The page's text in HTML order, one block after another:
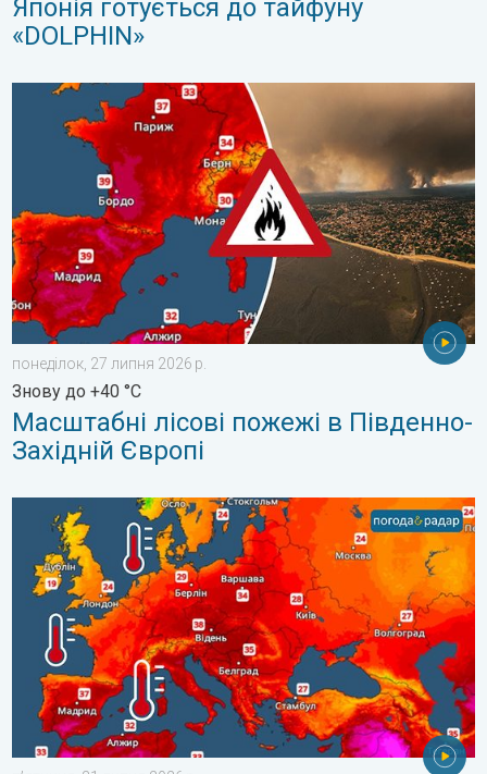
Японія готується до тайфуну
«DOLPHIN»
Масштабні лісові пожежі в Південно-Західній Європі.
понеділок, 27 липня 2026 р.
Знову до +40 °C
Масштабні лісові пожежі в Південно-
Західній Європі
Температура морської води в Європі. До 30 градусів. . .